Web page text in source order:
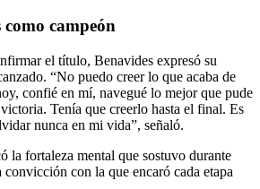
campeón
el título, Benavides expresó su
“No puedo creer lo que acaba de
confié en mí, navegué lo mejor que pude
Tenía que creerlo hasta el final. Es
nunca en mi vida”, señaló.
la fortaleza mental que sostuvo durante
con la que encaró cada etapa